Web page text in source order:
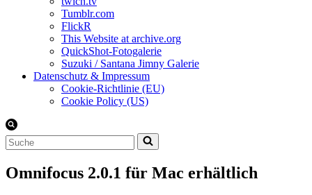
Tumblr.com
FlickR
This Website at archive.org
QuickShot-Fotogalerie
Suzuki / Santana Jimny Galerie
Datenschutz & Impressum
Cookie-Richtlinie (EU)
Cookie Policy (US)
Suchen
nach …
Omnifocus 2.0.1 für Mac erhältlich